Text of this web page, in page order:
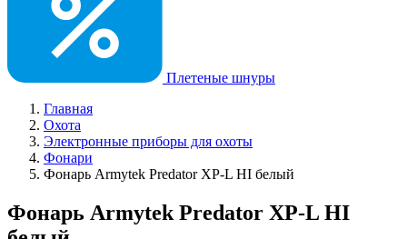
Плетеные шнуры
Главная
Охота
Электронные приборы для охоты
Фонари
Фонарь Armytek Predator XP-L HI белый
Фонарь Armytek Predator XP-L HI